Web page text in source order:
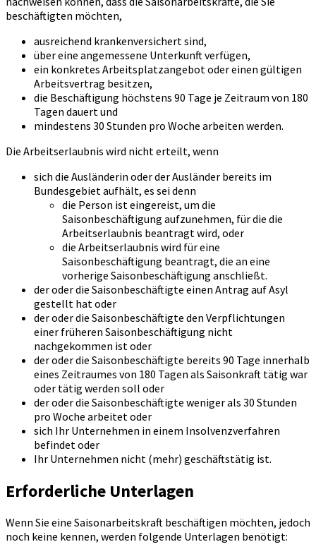
beschäftigten möchten,
ausreichend krankenversichert sind,
über eine angemessene Unterkunft verfügen,
ein konkretes Arbeitsplatzangebot oder einen gültigen
Arbeitsvertrag besitzen,
die Beschäftigung höchstens 90 Tage je Zeitraum von 180
Tagen dauert und
mindestens 30 Stunden pro Woche arbeiten werden.
Die Arbeitserlaubnis wird nicht erteilt, wenn
sich die Ausländerin oder der Ausländer bereits im
Bundesgebiet aufhält, es sei denn
die Person ist eingereist, um die
Saisonbeschäftigung aufzunehmen, für die die
Arbeitserlaubnis beantragt wird, oder
die Arbeitserlaubnis wird für eine
Saisonbeschäftigung beantragt, die an eine
vorherige Saisonbeschäftigung anschließt.
der oder die Saisonbeschäftigte einen Antrag auf Asyl
gestellt hat oder
der oder die Saisonbeschäftigte den Verpflichtungen
einer früheren Saisonbeschäftigung nicht
nachgekommen ist oder
der oder die Saisonbeschäftigte bereits 90 Tage innerhalb
eines Zeitraumes von 180 Tagen als Saisonkraft tätig war
oder tätig werden soll oder
der oder die Saisonbeschäftigte weniger als 30 Stunden
pro Woche arbeitet oder
sich Ihr Unternehmen in einem Insolvenzverfahren
befindet oder
Ihr Unternehmen nicht (mehr) geschäftstätig ist.
Erforderliche Unterlagen
Wenn Sie eine Saisonarbeitskraft beschäftigen möchten, jedoch
noch keine kennen, werden folgende Unterlagen benötigt: